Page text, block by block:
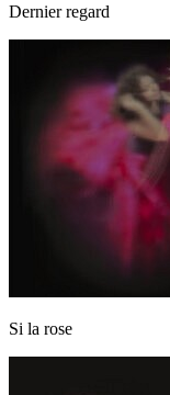
Dernier regard
Si la rose